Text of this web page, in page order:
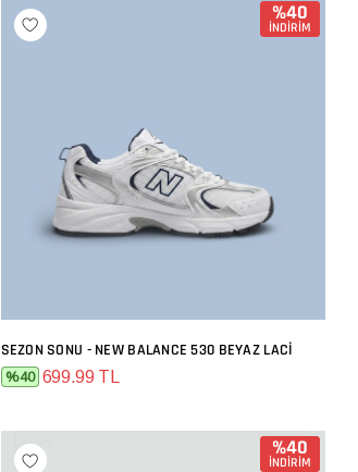
%40
İNDİRİM
SEPETE EKLE
SEZON SONU - NEW BALANCE 530 BEYAZ LACI
%40 699.99 TL
%40
İNDİRİM